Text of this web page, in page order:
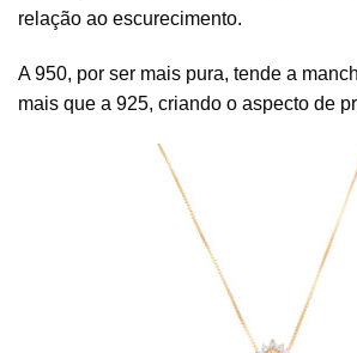
relação ao escurecimento.
A 950, por ser mais pura, tende a
mais que a 925, criando o aspecto de